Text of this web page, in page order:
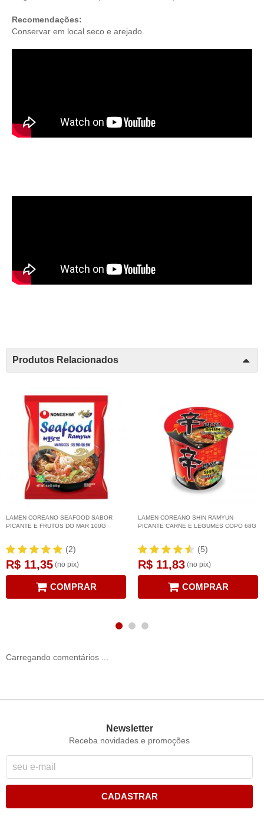
Recomendações:
Conservar em local seco e arejado.
Produtos Relacionados
LAMEN COREANO SEAFOOD SABOR
PICANTE E FRUTOS DO MAR 100G
(2)
R$ 11,35 (no pix)
COMPRAR
LAMEN COREANO SHIN RAMYUN
PICANTE CARNE E LEGUMES COPO 68G
(5)
R$ 11,83 (no pix)
COMPRAR
Carregando comentários ...
Newsletter
Receba novidades e promoções
CADASTRAR